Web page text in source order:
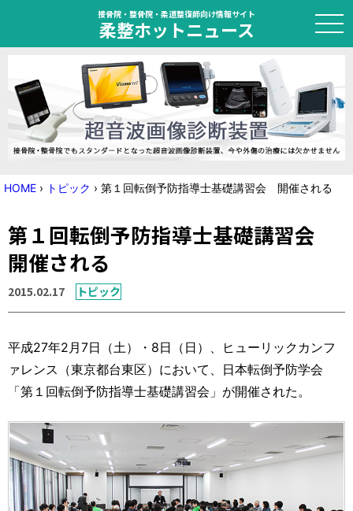
接骨院・整骨院・柔道整復師向け情報サイト
柔整ホットニュース
HOME
トピック
ニュース
国家試験対策
学会・セミナー情報
運営元 お問い合わせ
HOME › トピック › 第１回転倒予防指導士基礎講習会 開催される
第１回転倒予防指導士基礎講習会
開催される
2015.02.17 トピック
平成27年2月7日（土）・8日（日）、ヒューリックカンフ
ァレンス（東京都台東区）において、日本転倒予防学会
「第１回転倒予防指導士基礎講習会」が開催された。